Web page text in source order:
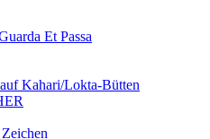
Et Passa
Kahari/Lokta-Bütten